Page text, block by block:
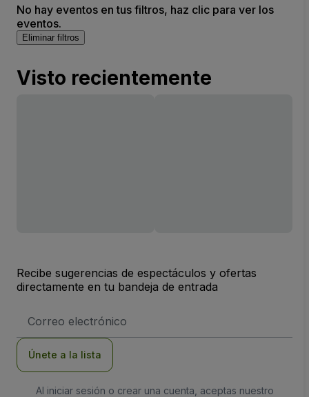
No hay eventos en tus filtros, haz clic para ver los
eventos.
Eliminar filtros
Visto recientemente
Recibe sugerencias de espectáculos y ofertas
directamente en tu bandeja de entrada
de
Únete a la lista
Al iniciar sesión o crear una cuenta, aceptas nuestro